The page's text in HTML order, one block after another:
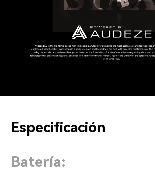
Especificación
Batería: